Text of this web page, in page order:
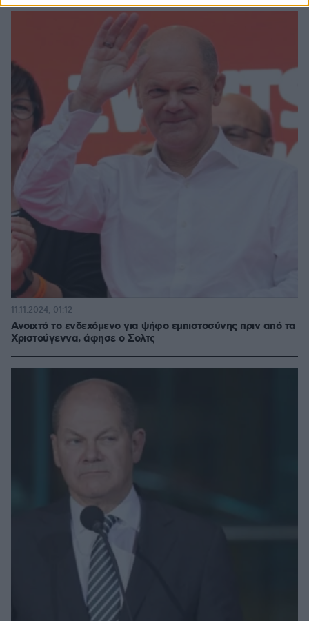
Ανοιχτό το ενδεχόμενο για ψήφο εμπιστοσύνης πριν από τα
Χριστούγεννα, άφησε ο Σολτς
11.11.2024, 01:12